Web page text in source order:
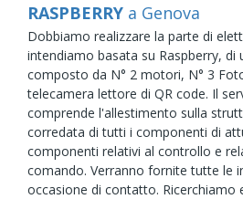
RASPBERRY a Genova
Dobbiamo realizzare la parte di
intendiamo basata su Raspberry, di
composto da N° 2 motori, N° 3
telecamera lettore di QR code. Il
comprende l'allestimento sulla
corredata di tutti i componenti di
componenti relativi al controllo e
comando. Verranno fornite tutte le
occasione di contatto. Ricerchiamo